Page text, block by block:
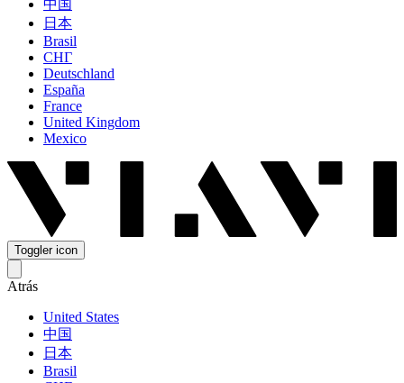
中国
日本
Brasil
СНГ
Deutschland
España
France
United Kingdom
Mexico
Toggler icon
Atrás
United States
中国
日本
Brasil